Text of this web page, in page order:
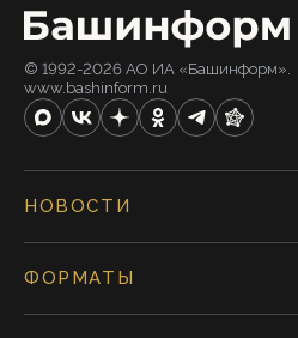
© 1992-2026 АО ИА «Башинформ».
www.bashinform.ru
НОВОСТИ
ФОРМАТЫ